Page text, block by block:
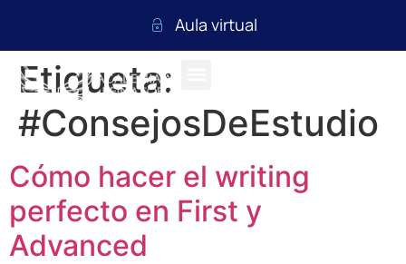
Aula virtual
Etiqueta:
#ConsejosDeEstudio
Cómo hacer el writing
perfecto en First y
Advanced